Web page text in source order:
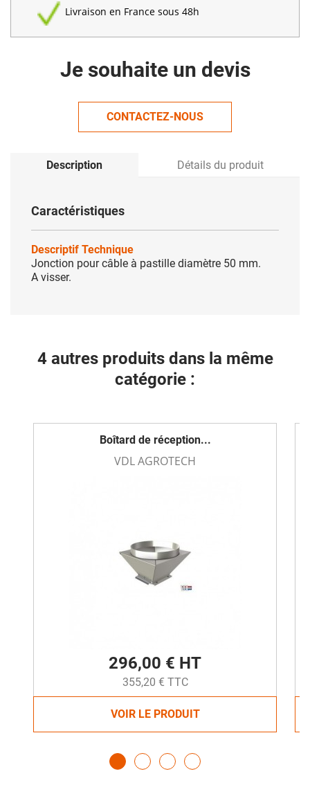
Livraison en France sous 48h
Je souhaite un devis
CONTACTEZ-NOUS
Description Détails du produit
Caractéristiques
Descriptif Technique
Jonction pour câble à pastille diamètre 50 mm.
A visser.
4 autres produits dans la même
catégorie :
Boîtard de réception...
VDL AGROTECH
296,00 € HT
355,20 € TTC
VOIR LE PRODUIT